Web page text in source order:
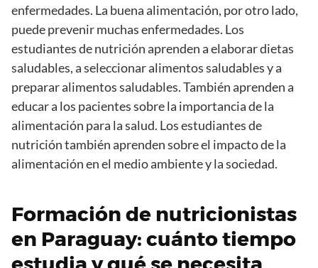
enfermedades. La buena alimentación, por otro lado,
puede prevenir muchas enfermedades. Los
estudiantes de nutrición aprenden a elaborar dietas
saludables, a seleccionar alimentos saludables y a
preparar alimentos saludables. También aprenden a
educar a los pacientes sobre la importancia de la
alimentación para la salud. Los estudiantes de
nutrición también aprenden sobre el impacto de la
alimentación en el medio ambiente y la sociedad.
Formación de nutricionistas
en Paraguay: cuánto tiempo